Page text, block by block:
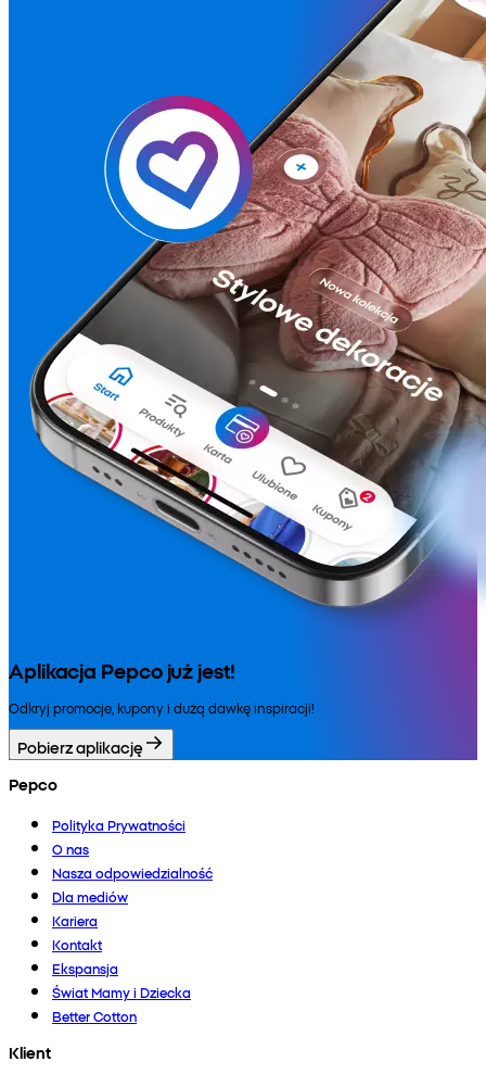
Aplikacja Pepco już jest!
Odkryj promocje, kupony i dużą dawkę inspiracji!
Pobierz aplikację
Pepco
Polityka Prywatności
O nas
Nasza odpowiedzialność
Dla mediów
Kariera
Kontakt
Ekspansja
Świat Mamy i Dziecka
Better Cotton
Klient